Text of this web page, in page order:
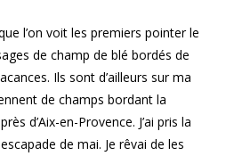
l’on voit les premiers pointer le
de champ de blé bordés de
Ils sont d’ailleurs sur ma
de champs bordant la
d’Aix-en-Provence. J’ai pris la
de mai. Je rêvai de les